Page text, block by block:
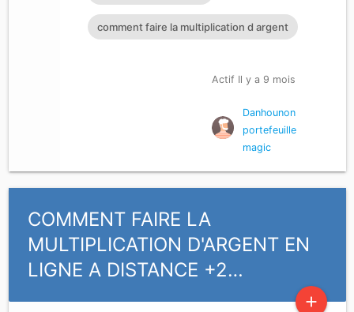
comment faire la multiplication d argent
Actif Il y a 9 mois
Danhounon
portefeuille
magic
COMMENT FAIRE LA
MULTIPLICATION D'ARGENT EN
LIGNE A DISTANCE +2…
add